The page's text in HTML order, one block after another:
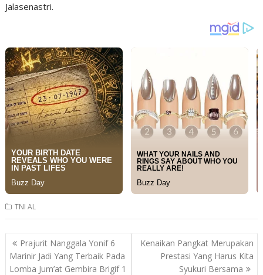
Jalasenastri.
TNI AL
Post
navigation
Prajurit Nanggala Yonif 6
Marinir Jadi Yang Terbaik Pada
Lomba Jum’at Gembira Brigif 1
Kenaikan Pangkat Merupakan
Prestasi Yang Harus Kita
Syukuri Bersama